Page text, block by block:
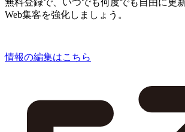
無料登録で、いつでも何度でも自由に更
Web集客を強化しましょう。
情報の編集はこちら